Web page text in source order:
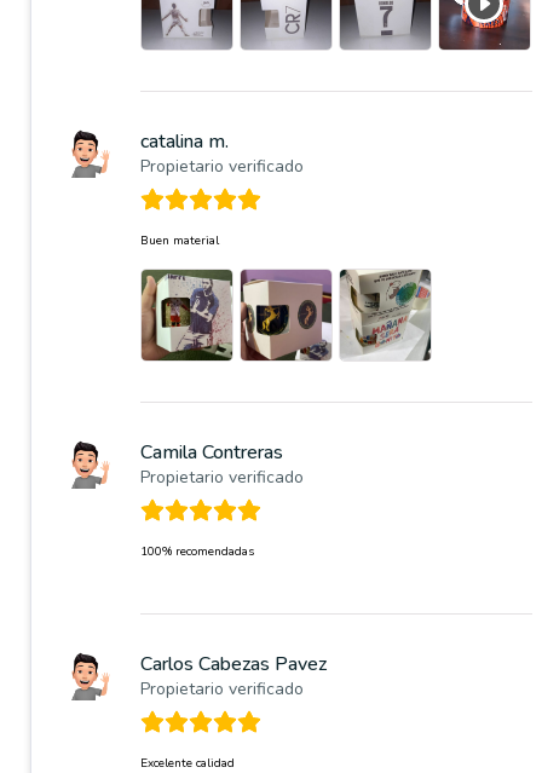
catalina m.
Propietario verificado
Buen material
Camila Contreras
Propietario verificado
100% recomendadas
Carlos Cabezas Pavez
Propietario verificado
Excelente calidad